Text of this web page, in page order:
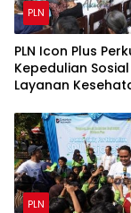
PLN
PLN Icon Plus
Kepedulian
Layanan
bagi Lansia di
PLN